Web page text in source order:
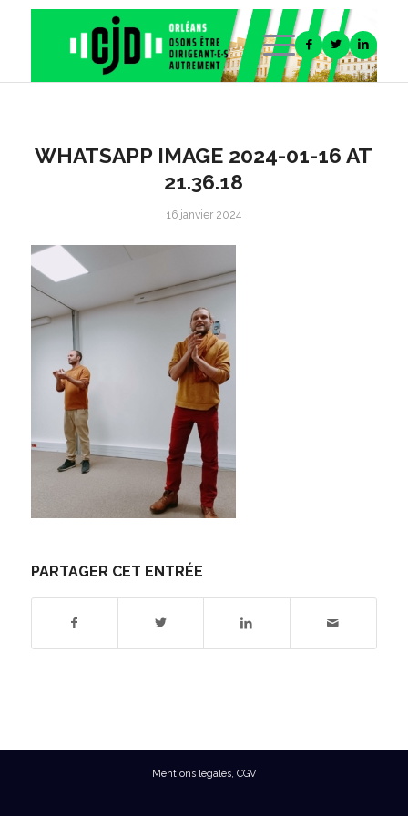
WHATSAPP IMAGE 2024-01-16 AT
21.36.18
16 janvier 2024
PARTAGER CET ENTRÉE
Mentions légales, CGV